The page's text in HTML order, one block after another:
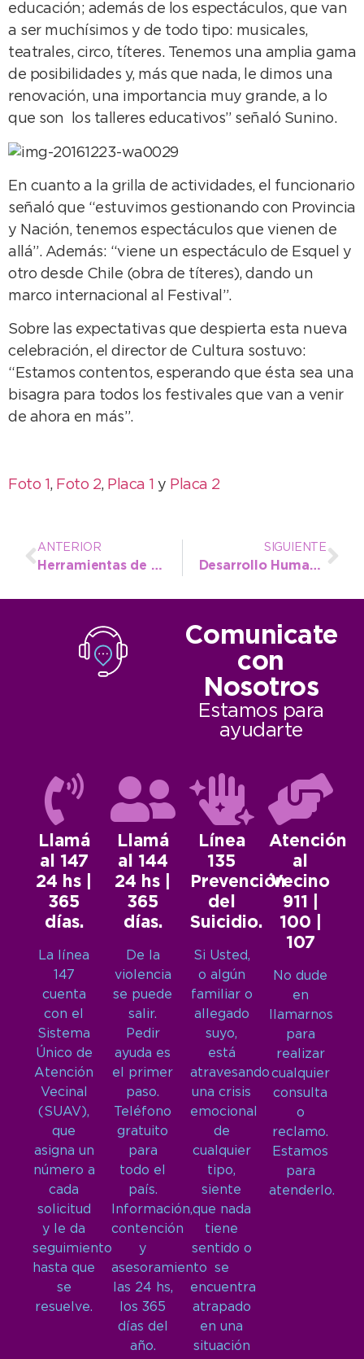
educación; además de los espectáculos, que van
a ser muchísimos y de todo tipo: musicales,
teatrales, circo, títeres. Tenemos una amplia gama
de posibilidades y, más que nada, le dimos una
renovación, una importancia muy grande, a lo
que son los talleres educativos” señaló Sunino.
En cuanto a la grilla de actividades, el funcionario
señaló que “estuvimos gestionando con Provincia
y Nación, tenemos espectáculos que vienen de
allá”. Además: “viene un espectáculo de Esquel y
otro desde Chile (obra de títeres), dando un
marco internacional al Festival”.
Sobre las expectativas que despierta esta nueva
celebración, el director de Cultura sostuvo:
“Estamos contentos, esperando que ésta sea una
bisagra para todos los festivales que van a venir
de ahora en más”.
Foto 1 , Foto 2, Placa 1 y Placa 2
ANTERIOR
Herramientas de Empleo generan más beneficiarios en el interior
SIGUIENTE
Desarrollo Humano benefició a 300 familias con cenas para Nochebuena
Comunicate
con
Nosotros
Estamos para
ayudarte
Llamá
al 147
24 hs |
365
días.
La línea
147
cuenta
con el
Sistema
Único de
Atención
Vecinal
(SUAV),
que
asigna un
número a
cada
solicitud
y le da
seguimiento
hasta que
se
resuelve.
Llamá
al 144
24 hs |
365
días.
De la
violencia
se puede
salir.
Pedir
ayuda es
el primer
paso.
Teléfono
gratuito
para
todo el
país.
Información,
contención
y
asesoramiento
las 24 hs,
los 365
días del
año.
Línea
135
Prevención
del
Suicidio.
Si Usted,
o algún
familiar o
allegado
suyo,
está
atravesando
una crisis
emocional
de
cualquier
tipo,
siente
que nada
tiene
sentido o
se
encuentra
atrapado
en una
situación
Atención
al
Vecino
911 |
100 |
107
No dude
en
llamarnos
para
realizar
cualquier
consulta
o
reclamo.
Estamos
para
atenderlo.